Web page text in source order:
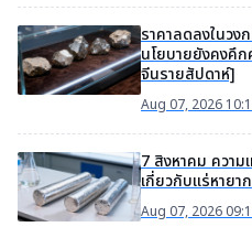
ราคาลดลงในวง
นโยบายยังคงคึก
จีนรายสัปดาห์]
Aug 07, 2026
7 สิงหาคม ความ
เกี่ยวกับแร่หายาก
Aug 07, 2026